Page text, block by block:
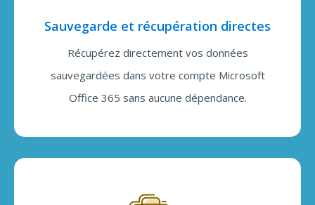
Sauvegarde et récupération directes
Récupérez directement vos données
sauvegardées dans votre compte Microsoft
Office 365 sans aucune dépendance.